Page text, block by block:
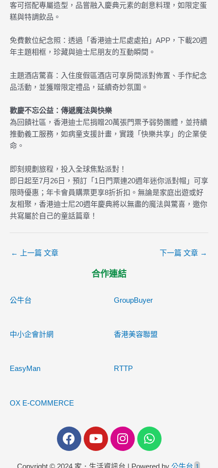
客可搭配專屬造型，品嘗融入慶典元素的創意料理，如限定蛋
糕與特調飲品。
免費數位紀念照：透過「香港迪士尼處處拍」APP，下載20週
年主題相框，珍藏與迪士尼朋友的互動瞬間。
主題酒店驚喜：入住度假區酒店可享房間派對佈置、手作紀念
品活動，並獲贈限定禮品，延續奇妙氛圍。
歡慶不忘公益：傳遞魔法與快樂
為回饋社區，香港迪士尼捐贈20萬張門票予弱勢團體，並持續
推動義工服務，如病童支援計畫，實踐「快樂共享」的企業使
命。
即刻規劃旅程，投入全球焦點派對！
即日起至7月26日，預訂「1日門票連20週年迷你派對帽」可享
限時優惠；年卡會員購票更享8折折扣。無論是家庭出遊或好
友相聚，香港迪士尼20週年慶典將以無盡的魔法與驚喜，邀你
共寫屬於自己的童話篇章！
← 上一篇 文章 下一篇 文章 →
合作連結
公牛台 GroupBuyer
中小企會計網 香港美容聯盟
EasyMan RTTP
OX E-COMMERCE
F
a
Y
o
I
n
W
h
Copyright © 2024 家．生活資訊台 | Powered by 公牛台